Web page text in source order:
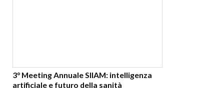
3° Meeting Annuale SIIAM: intelligenza
artificiale e futuro della sanità